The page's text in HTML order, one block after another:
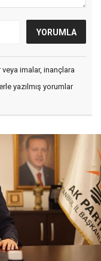
imalar, inançlara
yazılmış yorumlar